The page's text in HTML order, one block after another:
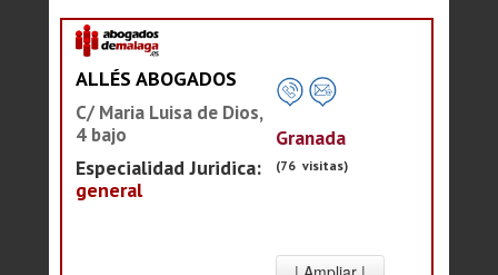
ALLÉS ABOGADOS
C/ Maria Luisa de Dios,
4 bajo
Especialidad Juridica:
general
Granada
(76 visitas)